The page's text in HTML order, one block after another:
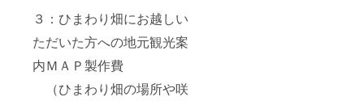
３：ひまわり畑にお越しい
ただいた方への地元観光案
内ＭＡＰ製作費
（ひまわり畑の場所や咲